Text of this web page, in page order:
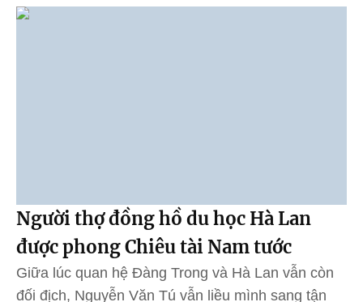
Người thợ đồng hồ du học Hà Lan
được phong Chiêu tài Nam tước
Giữa lúc quan hệ Đàng Trong và Hà Lan vẫn còn
đối địch, Nguyễn Văn Tú vẫn liều mình sang tận